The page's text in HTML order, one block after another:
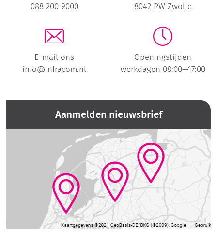
088 200 9000
8042 PW Zwolle
E-mail ons
info@infracom.nl
Openingstijden
werkdagen 08:00—17:00
Aanmelden nieuwsbrief